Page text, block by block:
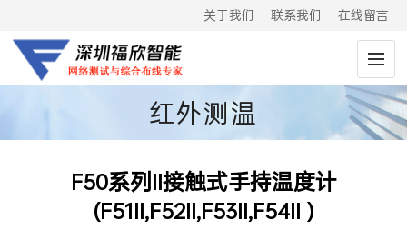
关于我们 联系我们 在线留言
红外测温
仪|MT4|62MAX|566|562
F50系列II接触式手持温度计
(F51II,F52II,F53II,F54II )